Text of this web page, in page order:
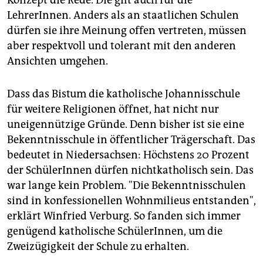
LehrerInnen. Anders als an staatlichen Schulen
dürfen sie ihre Meinung offen vertreten, müssen
aber respektvoll und tolerant mit den anderen
Ansichten umgehen.
Dass das Bistum die katholische Johannisschule
für weitere Religionen öffnet, hat nicht nur
uneigennützige Gründe. Denn bisher ist sie eine
Bekenntnisschule in öffentlicher Trägerschaft. Das
bedeutet in Niedersachsen: Höchstens 20 Prozent
der SchülerInnen dürfen nichtkatholisch sein. Das
war lange kein Problem. "Die Bekenntnisschulen
sind in konfessionellen Wohnmilieus entstanden",
erklärt Winfried Verburg. So fanden sich immer
genügend katholische SchülerInnen, um die
Zweizügigkeit der Schule zu erhalten.